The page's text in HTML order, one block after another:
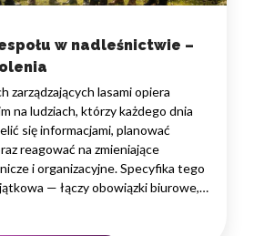
w nadleśnictwie –
zarządzających lasami opiera
na ludziach, którzy każdego dnia
się informacjami, planować
reagować na zmieniające
i organizacyjne. Specyfika tego
— łączy obowiązki biurowe,